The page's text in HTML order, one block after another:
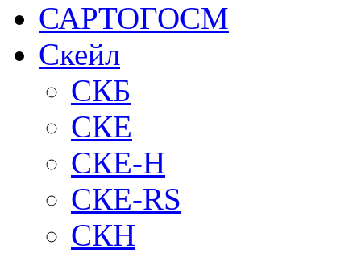
САРТОГОСМ
Скейл
СКБ
СКЕ
СКЕ-H
СКЕ-RS
СКН